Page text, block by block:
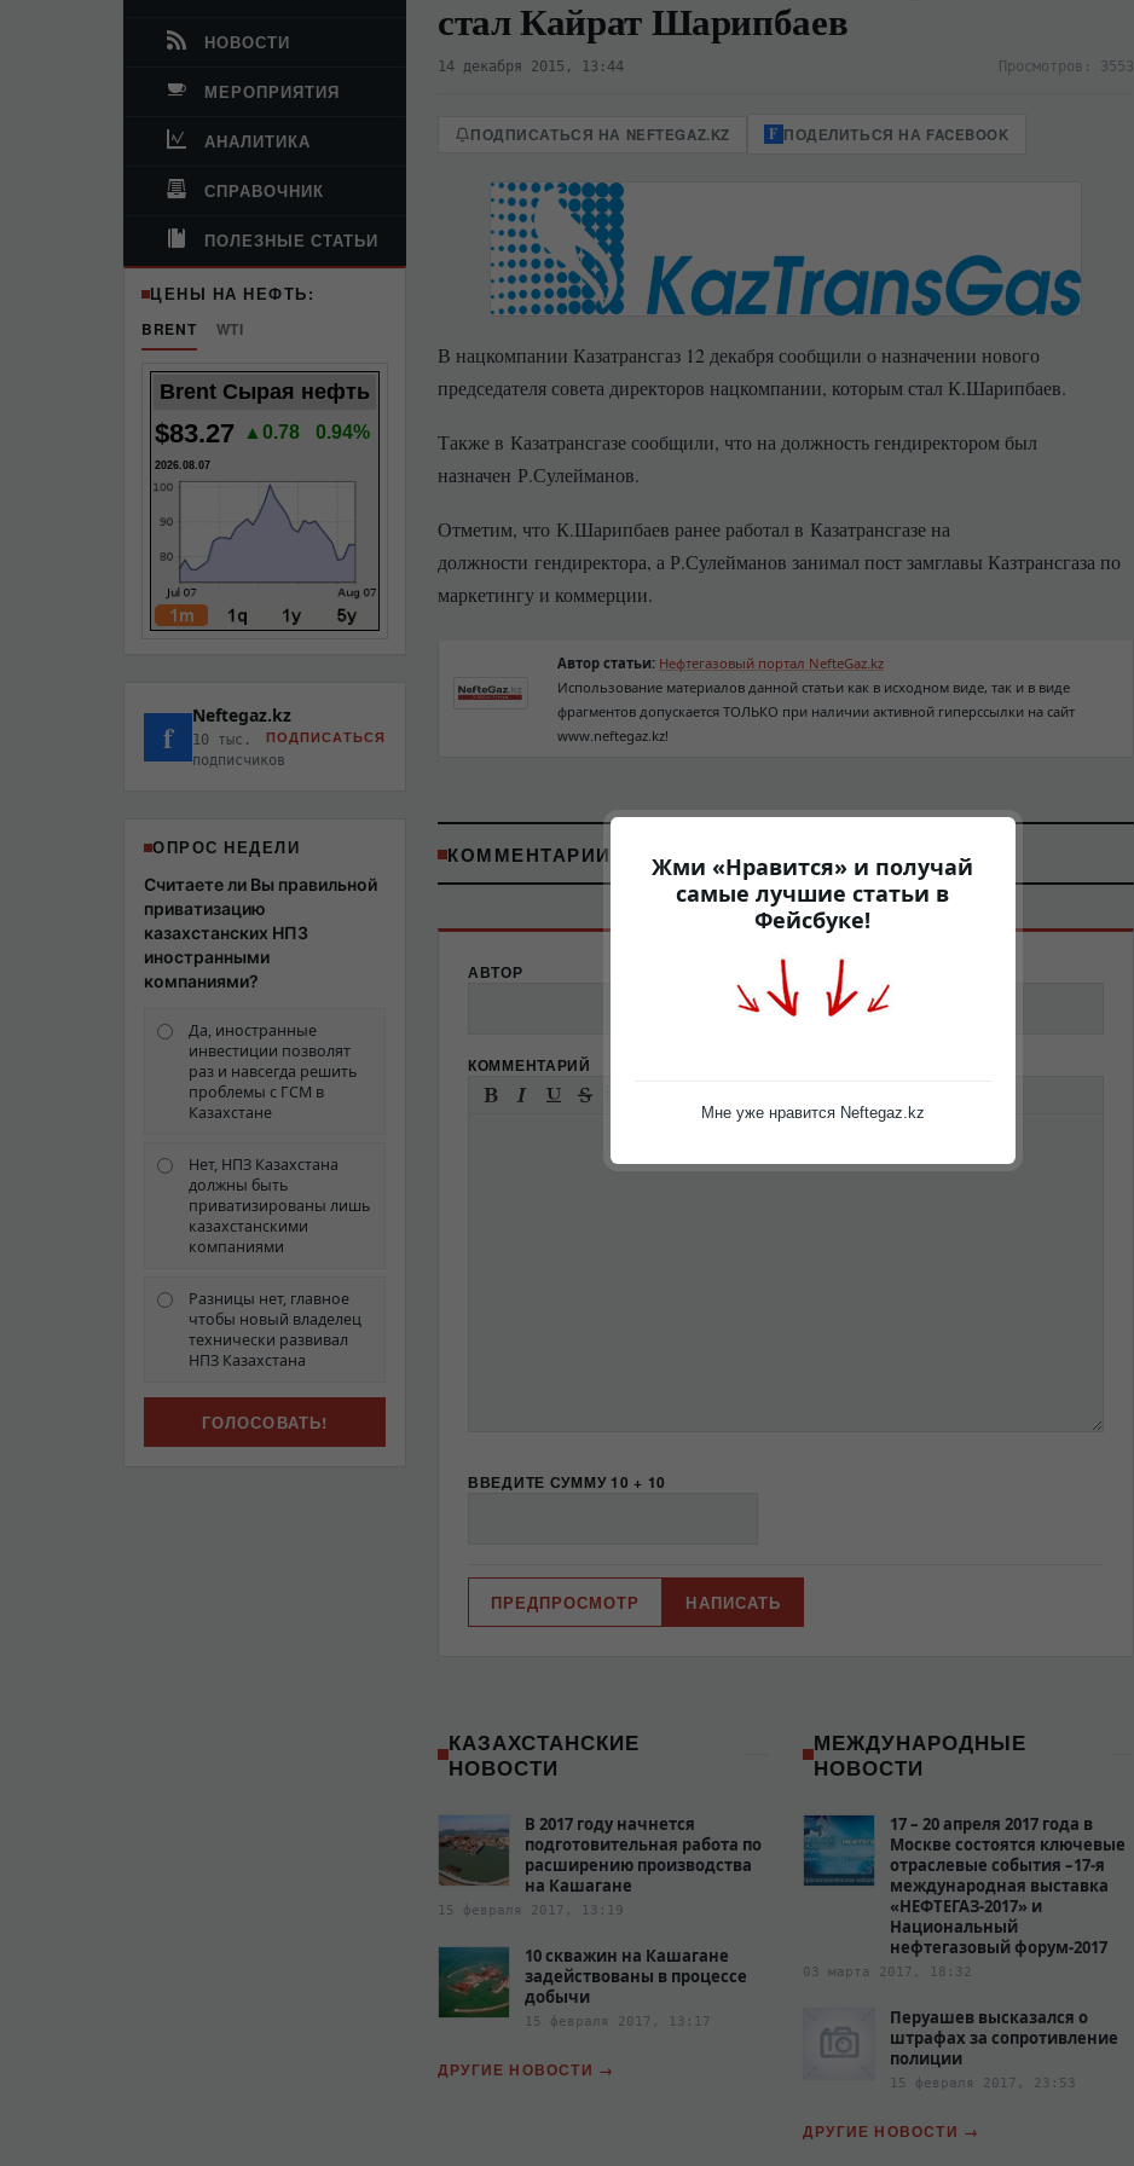
НОВОСТИ
МЕРОПРИЯТИЯ
АНАЛИТИКА
СПРАВОЧНИК
ПОЛЕЗНЫЕ СТАТЬИ
ЦЕНЫ НА НЕФТЬ:
BRENT
WTI
Brent Сырая нефть
$83.27 ▲0.78 0.94%
2026.08.07
f Neftegaz.kz
10 тыс.
подписчиков
ПОДПИСАТЬСЯ
ОПРОС НЕДЕЛИ
Считаете ли Вы правильной
приватизацию
казахстанских НПЗ
иностранными
компаниями?
Да, иностранные
инвестиции позволят
раз и навсегда решить
проблемы с ГСМ в
Казахстане
Нет, НПЗ Казахстана
должны быть
приватизированы лишь
казахстанскими
компаниями
Разницы нет, главное
чтобы новый владелец
технически развивал
НПЗ Казахстана
стал Кайрат Шарипбаев
14 декабря 2015, 13:44 Просмотров: 3553
ПОДПИСАТЬСЯ НА NEFTEGAZ.KZ ПОДЕЛИТЬСЯ НА FACEBOOK
В нацкомпании Казатрансгаз 12 декабря сообщили о назначении нового
председателя совета директоров нацкомпании, которым стал К.Шарипбаев.
Также в Казатрансгазе сообщили, что на должность гендиректором был
назначен Р.Сулейманов.
Отметим, что К.Шарипбаев ранее работал в Казатрансгазе на
должности гендиректора, а Р.Сулейманов занимал пост замглавы Казтрансгаза по
маркетингу и коммерции.
Автор статьи: Нефтегазовый портал NefteGaz.kz
Использование материалов данной статьи как в исходном виде, так и в виде
фрагментов допускается ТОЛЬКО при наличии активной гиперссылки на сайт
www.neftegaz.kz!
КОММЕНТАРИИ (
АВТОР EMAIL
КОММЕНТАРИЙ
-
ВВЕДИТЕ СУММУ 10 + 10
КАЗАХСТАНСКИЕ
НОВОСТИ
В 2017 году начнется
подготовительная работа по
расширению производства
на Кашагане
15 февраля 2017, 13:19
10 скважин на Кашагане
задействованы в процессе
добычи
15 февраля 2017, 13:17
ДРУГИЕ НОВОСТИ
МЕЖДУНАРОДНЫЕ
НОВОСТИ
17 – 20 апреля 2017 года в
Москве состоятся ключевые
отраслевые события –17-я
международная выставка
«НЕФТЕГАЗ-2017» и
Национальный
нефтегазовый форум-2017
03 марта 2017, 18:32
Перуашев высказался о
штрафах за сопротивление
полиции‍
15 февраля 2017, 23:53
ДРУГИЕ НОВОСТИ
Жми «Нравится» и получай
самые лучшие статьи в
Фейсбуке!
Мне уже нравится Neftegaz.kz